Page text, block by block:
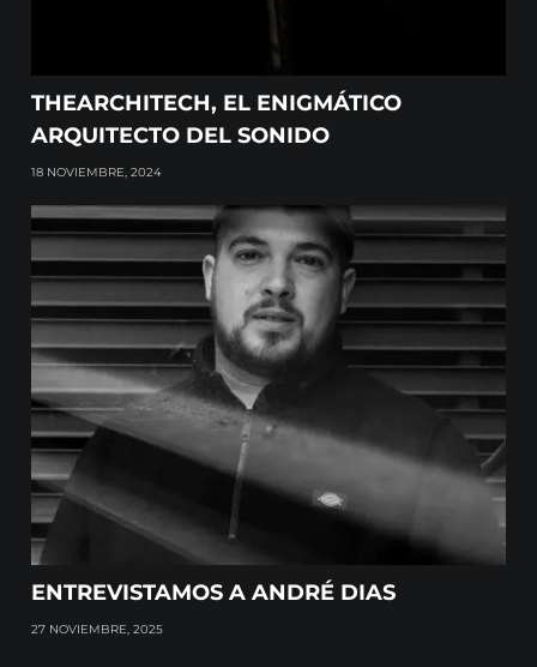
THEARCHITECH, EL ENIGMÁTICO
ARQUITECTO DEL SONIDO
18 NOVIEMBRE, 2024
ENTREVISTAMOS A ANDRÉ DIAS
27 NOVIEMBRE, 2025